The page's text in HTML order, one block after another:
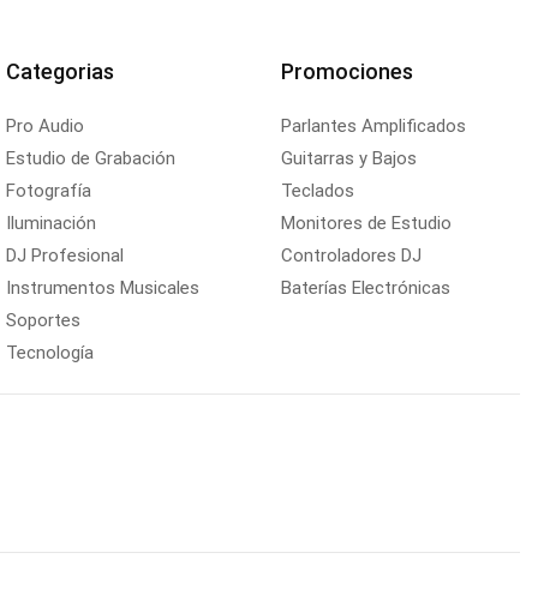
Categorias
Pro Audio
Estudio de Grabación
Fotografía
Iluminación
DJ Profesional
Instrumentos Musicales
Soportes
Tecnología
Promociones
Parlantes Amplificados
Guitarras y Bajos
Teclados
Monitores de Estudio
Controladores DJ
Baterías Electrónicas